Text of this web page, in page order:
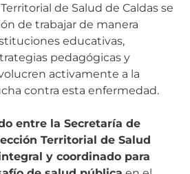
de Salud de Caldas se
de trabajar de manera
educativas,
pedagógicas y
activamente a la
contra esta enfermedad.
entre la Secretaría de
Territorial de Salud
y coordinado para